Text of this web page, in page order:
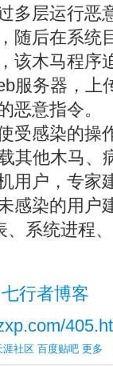
多层运行恶
随后在系统
该木马程序
服务器，上
恶意指令。
受感染的操
其他木马、
用户，专家
感染的用户
、系统进程
七行者博客
涯社区 百度贴吧 更多